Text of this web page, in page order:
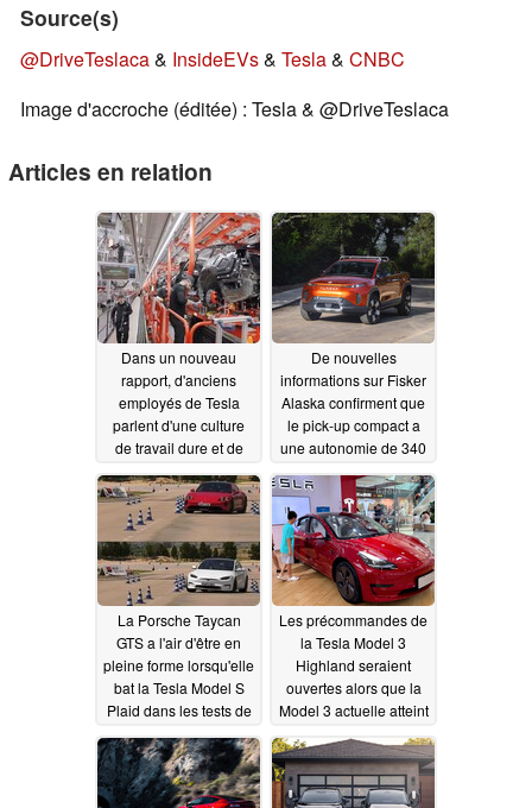
Source(s)
@DriveTeslaca& InsideEVs& Tesla& CNBC
Image d'accroche (éditée) : Tesla & @DriveTeslaca
Articles en relation
Dans un nouveau
rapport, d'anciens
employés de Tesla
parlent d'une culture
de travail dure et de
et de la sécurité des
travailleurs pour
atteindre les objectifs
de production08/18/2023
De nouvelles
informations sur Fisker
Alaska confirment que
le pick-up compact a
une autonomie de 340
à 50 000 dollars
américains et des
fonctionnalités
intéressantes, tandis
que des images
montrent des éléments
de design innovants
08/18/2023
La Porsche Taycan
GTS a l'air d'être en
pleine forme lorsqu'elle
bat la Tesla Model S
Plaid dans les tests de
conduite sur une seule
pédale est un gros
avantage pour Tesla
Les précommandes de
la Tesla Model 3
Highland seraient
ouvertes alors que la
Model 3 actuelle atteint
08/18/2023